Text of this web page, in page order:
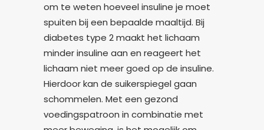
om te weten hoeveel insuline je moet
spuiten bij een bepaalde maaltijd. Bij
diabetes type 2 maakt het lichaam
minder insuline aan en reageert het
lichaam niet meer goed op de insuline.
Hierdoor kan de suikerspiegel gaan
schommelen. Met een gezond
voedingspatroon in combinatie met